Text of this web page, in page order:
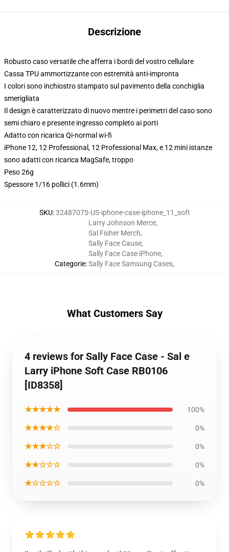
Descrizione
Robusto caso versatile che afferra i bordi del vostro cellulare
Cassa TPU ammortizzante con estremità anti-impronta
I colori sono inchiostro stampato sul pavimento della conchiglia
smerigliata
Il design è caratterizzato di nuovo mentre i perimetri del caso sono
semi chiaro e presente ingresso completo ai porti
Adatto con ricarica Qi-normal wi-fi
iPhone 12, 12 Professional, 12 Professional Max, e 12 mini istanze
sono adatti con ricarica MagSafe, troppo
Peso 26g
Spessore 1/16 pollici (1.6mm)
SKU:32487075-US-iphone-case-iphone_11_soft
Categorie:
Larry Johnson Merce,
Sal Fisher Merch,
Sally Face Cause,
Sally Face Case iPhone,
Sally Face Samsung Cases,
What Customers Say
4 reviews for Sally Face Case - Sal e
Larry iPhone Soft Case RB0106
[ID8358]
★★★★★ 100%
★★★★☆ 0%
★★★☆☆ 0%
★★☆☆☆ 0%
★☆☆☆☆ 0%